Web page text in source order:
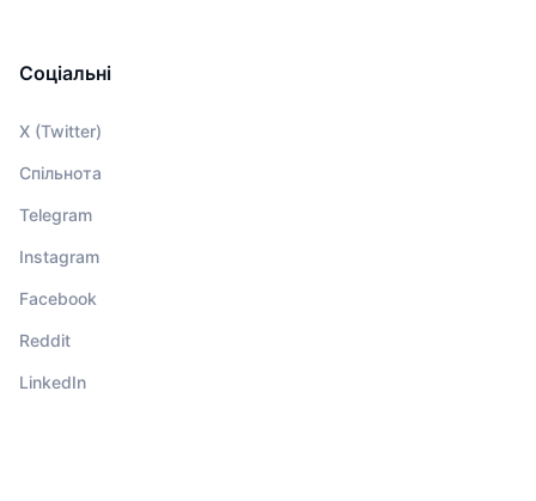
Соціальні
X (Twitter)
Спільнота
Telegram
Instagram
Facebook
Reddit
LinkedIn